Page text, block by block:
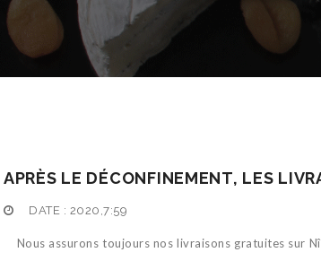
APRÈS LE DÉCONFINEMENT, LES
DATE : 2020,7:59
Nous assurons toujours nos livraisons gratuites sur